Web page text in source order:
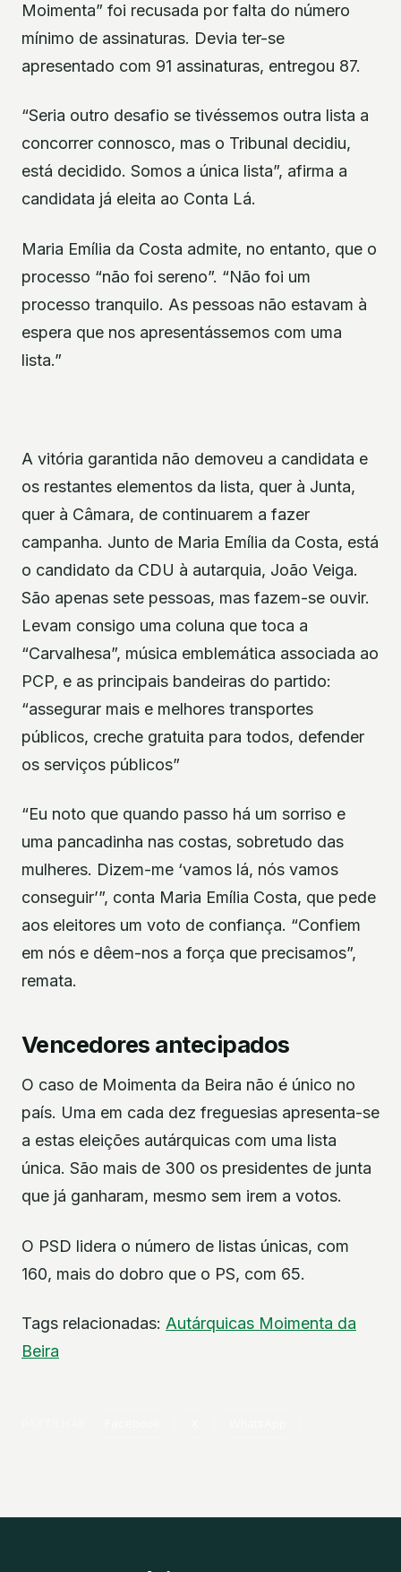
Moimenta” foi recusada por falta do número
mínimo de assinaturas. Devia ter-se
apresentado com 91 assinaturas, entregou 87.
“Seria outro desafio se tivéssemos outra lista a
concorrer connosco, mas o Tribunal decidiu,
está decidido. Somos a única lista”, afirma a
candidata já eleita ao Conta Lá.
Maria Emília da Costa admite, no entanto, que o
processo “não foi sereno”. “Não foi um
processo tranquilo. As pessoas não estavam à
espera que nos apresentássemos com uma
lista.”
A vitória garantida não demoveu a candidata e
os restantes elementos da lista, quer à Junta,
quer à Câmara, de continuarem a fazer
campanha. Junto de Maria Emília da Costa, está
o candidato da CDU à autarquia, João Veiga.
São apenas sete pessoas, mas fazem-se ouvir.
Levam consigo uma coluna que toca a
“Carvalhesa”, música emblemática associada ao
PCP, e as principais bandeiras do partido:
“assegurar mais e melhores transportes
públicos, creche gratuita para todos, defender
os serviços públicos”
“Eu noto que quando passo há um sorriso e
uma pancadinha nas costas, sobretudo das
mulheres. Dizem-me ‘vamos lá, nós vamos
conseguir’”, conta Maria Emília Costa, que pede
aos eleitores um voto de confiança. “Confiem
em nós e dêem-nos a força que precisamos”,
remata.
Vencedores antecipados
O caso de Moimenta da Beira não é único no
país. Uma em cada dez freguesias apresenta-se
a estas eleições autárquicas com uma lista
única. São mais de 300 os presidentes de junta
que já ganharam, mesmo sem irem a votos.
O PSD lidera o número de listas únicas, com
160, mais do dobro que o PS, com 65.
Tags relacionadas: Autárquicas Moimenta da
Beira